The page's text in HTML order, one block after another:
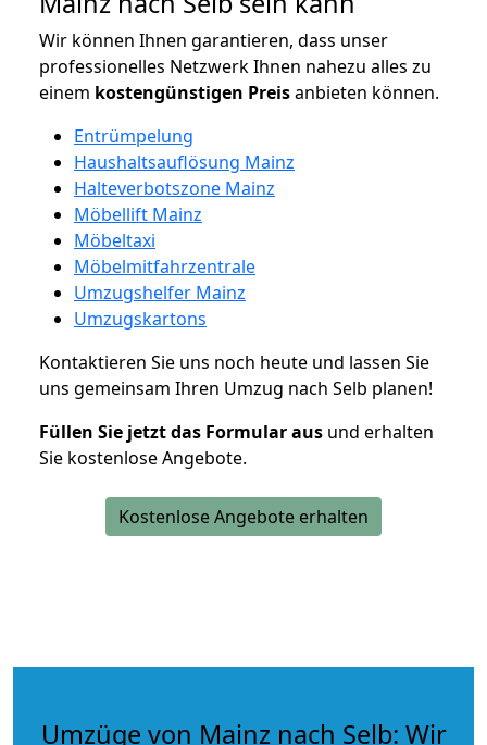
Wir können Ihnen garantieren, dass unser
professionelles Netzwerk Ihnen nahezu alles zu
einem kostengünstigen Preisanbieten können.
Entrümpelung
Haushaltsauflösung Mainz
Halteverbotszone Mainz
Möbellift Mainz
Möbeltaxi
Möbelmitfahrzentrale
Umzugshelfer Mainz
Umzugskartons
Kontaktieren Sie uns noch heute und lassen Sie
uns gemeinsam Ihren Umzug nach Selb planen!
Füllen Sie jetzt das Formular aus und erhalten
Sie kostenlose Angebote.
Kostenlose Angebote erhalten
Umzüge von Mainz nach Selb: Wir